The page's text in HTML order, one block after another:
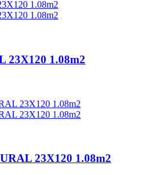
23X120 1.08m2
23X120 1.08m2